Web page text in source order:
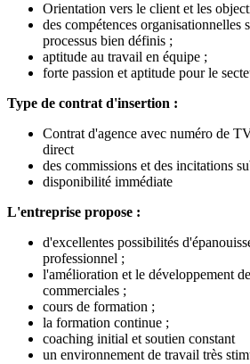
Orientation vers le client et les
des compétences organisationnelles
processus bien définis ;
aptitude au travail en équipe ;
forte passion et aptitude pour le
Type de contrat d'insertion :
Contrat d'agence avec numéro de
direct
des commissions et des incitations
disponibilité immédiate
L'entreprise propose :
d'excellentes possibilités
professionnel ;
l'amélioration et le développement
commerciales ;
cours de formation ;
la formation continue ;
coaching initial et soutien constant
un environnement de travail très